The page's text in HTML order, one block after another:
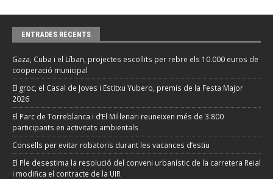
ENTRADES RECENTS
Gaza, Cuba i el Líban, projectes escollits per rebre els 10.000 euros de
cooperació municipal
El groc, el Casal de Joves i Estitxu Yubero, premis de la Festa Major
2026
El Parc de Torreblanca i d’El Mil·lenari reuneixen més de 3.800
participants en activitats ambientals
Consells per evitar robatoris durant les vacances d’estiu
El Ple desestima la resolució del conveni urbanístic de la carretera Reial
i modifica el contracte de la UIR